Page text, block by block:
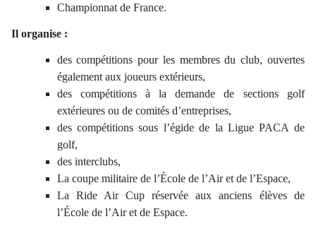
Championnat de France.
Il organise :
des compétitions pour les membres du club, ouvertes
également aux joueurs extérieurs,
des compétitions à la demande de sections golf
extérieures ou de comités d’entreprises,
des compétitions sous l’égide de la Ligue PACA de
golf,
des interclubs,
La coupe militaire de l’École de l’Air et de l’Espace,
La Ride Air Cup réservée aux anciens élèves de
l’École de l’Air et de Espace.